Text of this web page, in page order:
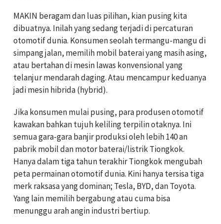
MAKIN beragam dan luas pilihan, kian pusing kita
dibuatnya. Inilah yang sedang terjadi di percaturan
otomotif dunia. Konsumen seolah termangu-mangu di
simpang jalan, memilih mobil baterai yang masih asing,
atau bertahan di mesin lawas konvensional yang
telanjur mendarah daging. Atau mencampur keduanya
jadi mesin hibrida (hybrid).
Jika konsumen mulai pusing, para produsen otomotif
kawakan bahkan tujuh keliling terpilin otaknya. Ini
semua gara-gara banjir produksi oleh lebih 140 an
pabrik mobil dan motor baterai/listrik Tiongkok.
Hanya dalam tiga tahun terakhir Tiongkok mengubah
peta permainan otomotif dunia. Kini hanya tersisa tiga
merk raksasa yang dominan; Tesla, BYD, dan Toyota.
Yang lain memilih bergabung atau cuma bisa
menunggu arah angin industri bertiup.